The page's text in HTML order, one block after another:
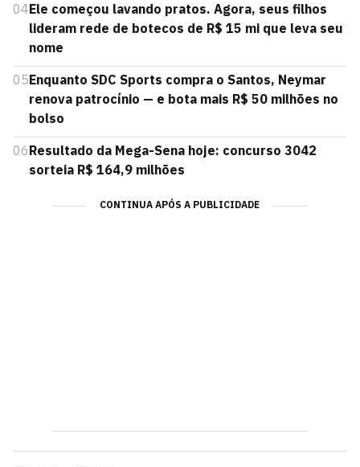
04Ele começou lavando pratos. Agora, seus filhos
lideram rede de botecos de R$ 15 mi que leva seu
nome
05Enquanto SDC Sports compra o Santos, Neymar
renova patrocínio — e bota mais R$ 50 milhões no
bolso
06Resultado da Mega-Sena hoje: concurso 3042
sorteia R$ 164,9 milhões
CONTINUA APÓS A PUBLICIDADE